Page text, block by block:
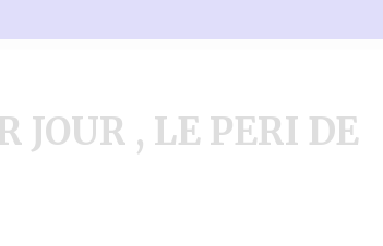
JOUR , LE PERI DE